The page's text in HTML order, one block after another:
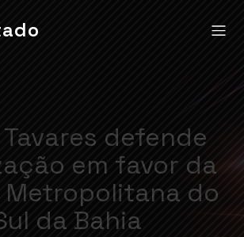
defende
em favor da
Metropolitana do
da Bahia